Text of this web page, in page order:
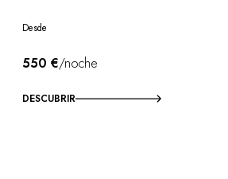
Desde
550 €/noche
DESCUBRIR